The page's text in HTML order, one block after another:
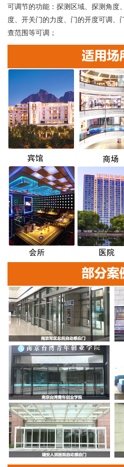
可调节的功能：探测区域、探测角度
度、开关门的力度、门的开度可调、
查范围等可调；